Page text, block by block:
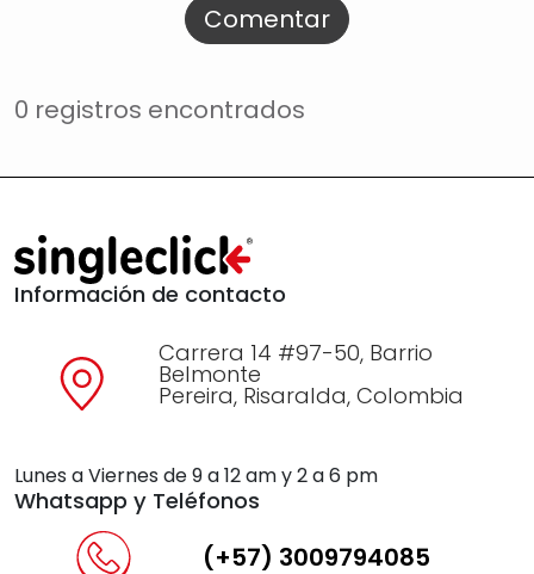
Comentar
0 registros encontrados
Información de contacto
Carrera 14 #97-50, Barrio
Belmonte
Pereira, Risaralda, Colombia
Lunes a Viernes de 9 a 12 am y 2 a 6 pm
Whatsapp y Teléfonos
(+57) 3009794085